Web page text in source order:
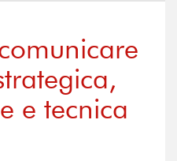
e tecnica